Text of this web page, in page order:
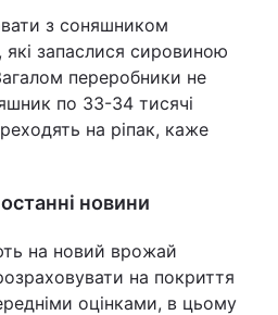
з соняшником
запаслися сировиною
переробники не
по 33-34 тисячі
на ріпак, каже
новини
на новий врожай
на покриття
оцінками, в цьому